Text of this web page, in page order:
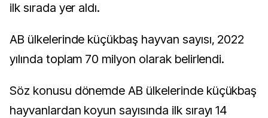
ilk sırada yer aldı.
AB ülkelerinde küçükbaş hayvan sayısı, 2022
yılında toplam 70 milyon olarak belirlendi.
Söz konusu dönemde AB ülkelerinde küçükbaş
hayvanlardan koyun sayısında ilk sırayı 14